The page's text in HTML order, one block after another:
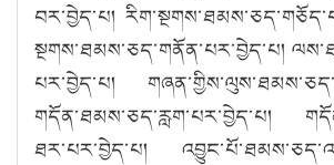
བར་བྱེད་པ།
སྔགས་ཐམས་ཅད་གནོན་པར་བྱེད་པ།
པར་བྱེད་པ།
གདོན་ཐམས་ཅད་རླག་པར་བྱེད་པ།
ཐར་པར་བྱེད་པ།